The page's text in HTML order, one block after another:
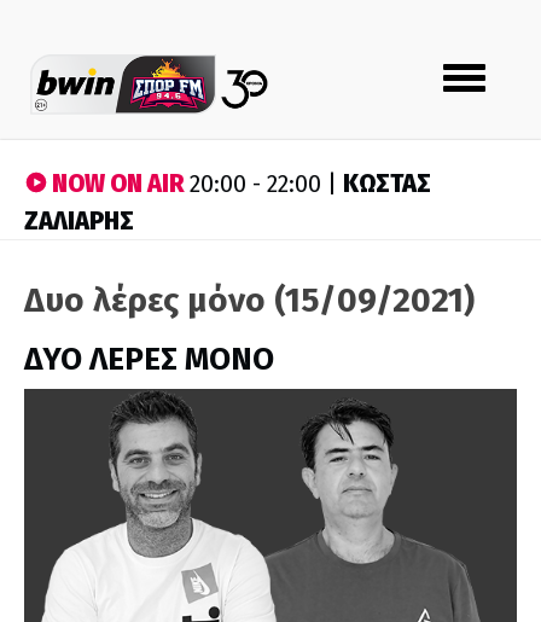
Toggle
navigation
NOW ON AIR20:00 - 22:00 | ΚΩΣΤΑΣ
ΖΑΛΙΑΡΗΣ
Δυο λέρες μόνο (15/09/2021)
ΔΥΟ ΛΕΡΕΣ ΜΟΝΟ